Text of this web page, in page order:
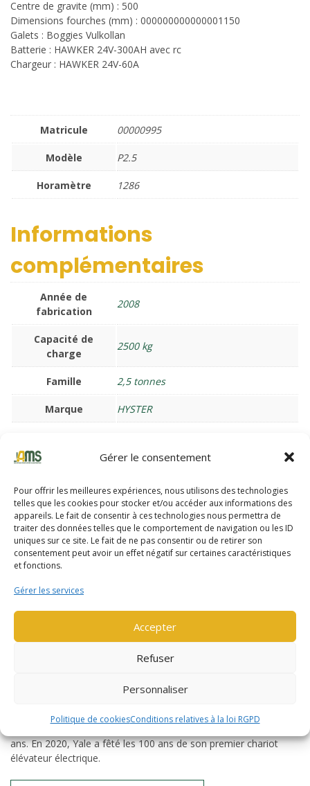
Gérer le consentement
Pour offrir les meilleures expériences, nous utilisons des technologies
telles que les cookies pour stocker et/ou accéder aux informations des
appareils. Le fait de consentir à ces technologies nous permettra de
traiter des données telles que le comportement de navigation ou les ID
uniques sur ce site. Le fait de ne pas consentir ou de retirer son
consentement peut avoir un effet négatif sur certaines caractéristiques
et fonctions.
Gérer les services
Accepter
Refuser
Personnaliser
Politique de cookiesConditions relatives à la loi RGPD
Centre de gravite (mm) : 500
Dimensions fourches (mm) : 000000000000001150
Galets : Boggies Vulkollan
Batterie : HAWKER 24V-300AH avec rc
Chargeur : HAWKER 24V-60A
Matricule 00000995
Modèle P2.5
Horamètre 1286
Informations
complémentaires
Année de
fabrication
2008
Capacité de
charge
2500 kg
Famille 2,5 tonnes
Marque HYSTER
Nos partenaires
AMS s’appuie principalement sur deux grands constructeurs qui
conçoivent et fabriquent des matériels robustes, fiables,
Yale fabrique du matériel de manutention depuis près de 140
ans. En 2020, Yale a fêté les 100 ans de son premier chariot
élévateur électrique.